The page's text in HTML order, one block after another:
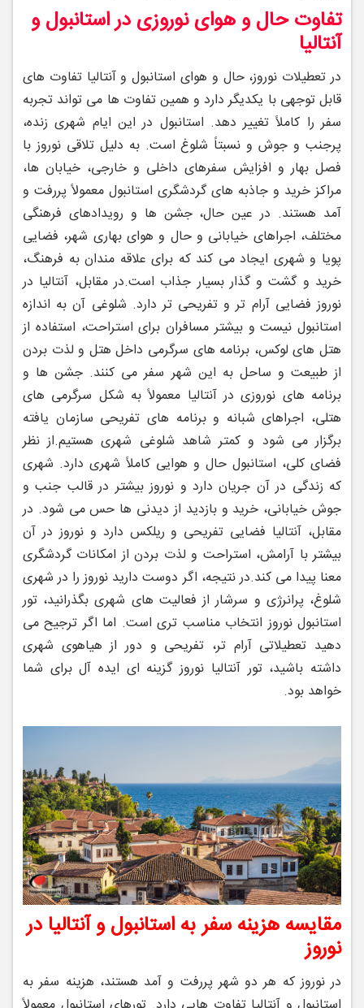
تفاوت حال ‌و هوای نوروزی در استانبول و
آنتالیا
در تعطیلات نوروز، حال‌ و هوای استانبول و آنتالیا تفاوت ‌های
قابل ‌توجهی با یکدیگر دارد و همین تفاوت ‌ها می‌ تواند تجربه
سفر را کاملاً تغییر دهد. استانبول در این ایام شهری زنده،
پرجنب ‌و جوش و نسبتاً شلوغ است. به دلیل تلاقی نوروز با
فصل بهار و افزایش سفرهای داخلی و خارجی، خیابان‌ ها،
مراکز خرید و جاذبه‌ های گردشگری استانبول معمولاً پررفت ‌و
آمد هستند. در عین حال، جشن‌ ها و رویدادهای فرهنگی
مختلف، اجراهای خیابانی و حال ‌و هوای بهاری شهر، فضایی
پویا و شهری ایجاد می ‌کند که برای علاقه‌ مندان به فرهنگ،
خرید و گشت‌ و گذار بسیار جذاب است.در مقابل، آنتالیا در
نوروز فضایی آرام‌ تر و تفریحی ‌تر دارد. شلوغی آن به اندازه
استانبول نیست و بیشتر مسافران برای استراحت، استفاده از
هتل‌ های لوکس، برنامه‌ های سرگرمی داخل هتل و لذت بردن
از طبیعت و ساحل به این شهر سفر می ‌کنند. جشن ‌ها و
برنامه ‌های نوروزی در آنتالیا معمولاً به شکل سرگرمی ‌های
هتلی، اجراهای شبانه و برنامه ‌های تفریحی سازمان ‌یافته
برگزار می ‌شود و کمتر شاهد شلوغی شهری هستیم.از نظر
فضای کلی، استانبول حال ‌و هوایی کاملاً شهری دارد. شهری
که زندگی در آن جریان دارد و نوروز بیشتر در قالب جنب‌ و
جوش خیابانی، خرید و بازدید از دیدنی ‌ها حس می ‌شود. در
مقابل، آنتالیا فضایی تفریحی و ریلکس دارد و نوروز در آن
بیشتر با آرامش، استراحت و لذت بردن از امکانات گردشگری
معنا پیدا می ‌کند.در نتیجه، اگر دوست دارید نوروز را در شهری
شلوغ، پرانرژی و سرشار از فعالیت ‌های شهری بگذرانید، تور
استانبول نوروز انتخاب مناسب ‌تری است. اما اگر ترجیح می‌
دهید تعطیلاتی آرام‌ تر، تفریحی و دور از هیاهوی شهری
داشته باشید، تور آنتالیا نوروز گزینه ‌ای ایده ‌آل برای شما
خواهد بود.
مقایسه هزینه سفر به استانبول و آنتالیا در
نوروز
در نوروز که هر دو شهر پررفت‌ و آمد هستند، هزینه سفر به